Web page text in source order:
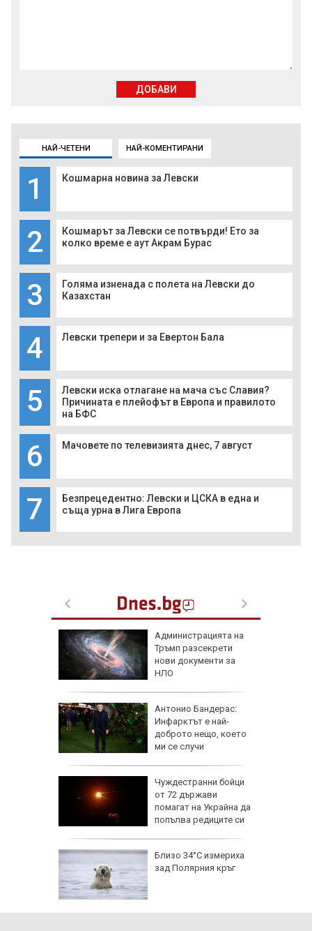
НАЙ-ЧЕТЕНИ НАЙ-КОМЕНТИРАНИ
1 Кошмарна новина за Левски
2
Кошмарът за Левски се потвърди! Ето за
колко време е аут Акрам Бурас
3
Голяма изненада с полета на Левски до
Казахстан
4 Левски трепери и за Евертон Бала
5
Левски иска отлагане на мача със Славия?
Причината е плейофът в Европа и правилото
на БФС
6 Мачовете по телевизията днес, 7 август
7
Безпрецедентно: Левски и ЦСКА в една и
съща урна в Лига Европа
Администрацията на
Тръмп разсекрети
нови документи за
НЛО
Антонио Бандерас:
Инфарктът е най-
доброто нещо, което
ми се случи
Чуждестранни бойци
от 72 държави
помагат на Украйна да
попълва редиците си
Близо 34°C измериха
зад Полярния кръг
ДОБАВИ